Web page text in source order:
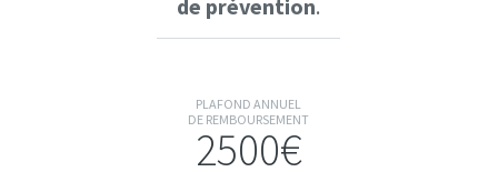
de prévention.
PLAFOND ANNUEL
DE REMBOURSEMENT
2500€